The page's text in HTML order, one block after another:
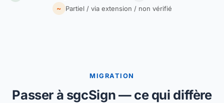
~ Partiel / via extension / non vérifié
MIGRATION
Passer à sgcSign — ce qui diffère